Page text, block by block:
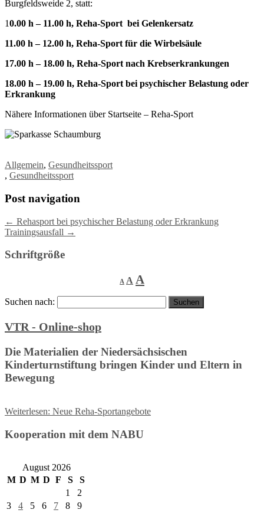
Burgfeldsweide 2, statt:
10.00 h – 11.00 h, Reha-Sport bei Gelenkersatz
11.00 h – 12.00 h, Reha-Sport für die Wirbelsäule
17.00 h – 18.00 h, Reha-Sport nach Krebserkrankungen
18.00 h – 19.00 h, Reha-Sport bei psychischer Belastung oder
Erkrankung
Nähere Informationen über Startseite – Reha-Sport
Allgemein, Gesundheitssport
, Gesundheitssport
Post navigation
← Rehasport bei psychischer Belastung oder Erkrankung
Trainingsausfall →
Schriftgröße
A
Decrease
font
A Reset
font
size.
A
font
size.
Suchen nach:
VTR - Online-shop
Die Materialien der Niedersächsischen
Kinderturnstiftung bringen Kinder und Eltern in
Bewegung
Weiterlesen: Neue Reha-Sportangebote
Kooperation mit dem NABU
August 2026
M D M D F S
S
1
2
3
4 5 6 7 8
9